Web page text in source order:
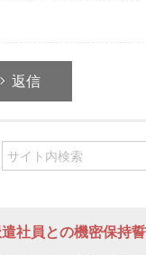
返信
社員との機密保持